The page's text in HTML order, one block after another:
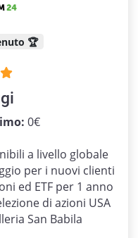
🏆
0€
a livello globale
per i nuovi clienti
ed ETF per 1 anno
di azioni USA
San Babila